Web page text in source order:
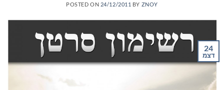
POSTED ON 24/12/2011 BY ZNOY
24
דצמ